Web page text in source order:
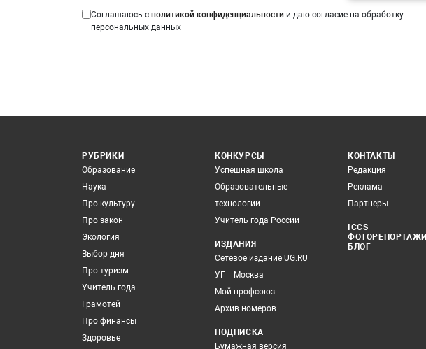
Соглашаюсь с политикой конфиденциальности и даю согласие на обработку
персональных данных
РУБРИКИ
Образование
Наука
Про культуру
Про закон
Экология
Выбор дня
Про туризм
Учитель года
Грамотей
Про финансы
Здоровье
КОНКУРСЫ
Успешная школа
Образовательные
технологии
Учитель года России
ИЗДАНИЯ
Сетевое издание UG.RU
УГ – Москва
Мой профсоюз
Архив номеров
ПОДПИСКА
Бумажная версия
КОНТАКТЫ
Редакция
Реклама
Партнеры
ICCS
ФОТОРЕПОРТАЖИ
БЛОГ